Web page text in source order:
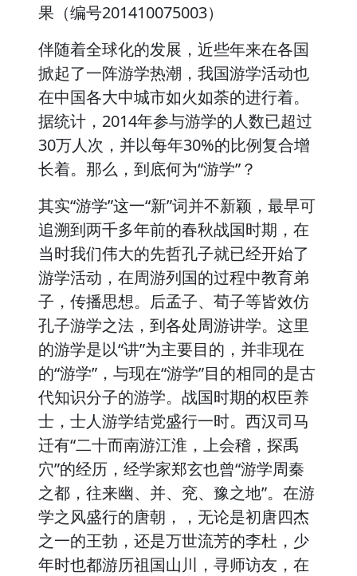
果（编号201410075003）
伴随着全球化的发展，近些年来在各国
掀起了一阵游学热潮，我国游学活动也
在中国各大中城市如火如荼的进行着。
据统计，2014年参与游学的人数已超过
30万人次，并以每年30%的比例复合增
长着。那么，到底何为“游学”？
其实“游学”这一“新”词并不新颖，最早可
追溯到两千多年前的春秋战国时期，在
当时我们伟大的先哲孔子就已经开始了
游学活动，在周游列国的过程中教育弟
子，传播思想。后孟子、荀子等皆效仿
孔子游学之法，到各处周游讲学。这里
的游学是以“讲”为主要目的，并非现在
的“游学”，与现在“游学”目的相同的是古
代知识分子的游学。战国时期的权臣养
士，士人游学结党盛行一时。西汉司马
迁有“二十而南游江淮，上会稽，探禹
穴”的经历，经学家郑玄也曾“游学周秦
之都，往来幽、并、兖、豫之地”。在游
学之风盛行的唐朝，，无论是初唐四杰
之一的王勃，还是万世流芳的李杜，少
年时也都游历祖国山川，寻师访友，在